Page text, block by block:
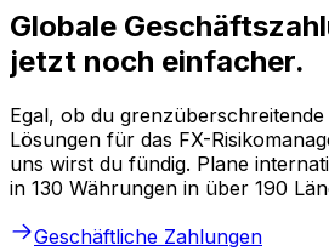
Globale
jetzt noch einfacher.
Egal, ob du
Lösungen für das FX-
uns wirst du fündig. Plane
in 130 Währungen in über 190
Geschäftliche Zahlungen